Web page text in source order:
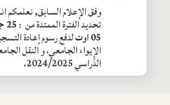
وفق الإعلام السابق, نعلمكم
تحديد الفترة الممتدة من :
05 اوت لدفع رسوم إعادة
الإيواء الجامعي، و النقل
الدّراسي 2024/2025.